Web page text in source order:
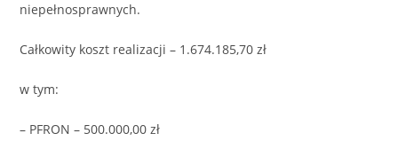
niepełnosprawnych.
Całkowity koszt realizacji – 1.674.185,70 zł
w tym:
– PFRON – 500.000,00 zł